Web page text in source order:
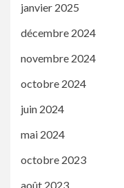
janvier 2025
décembre 2024
novembre 2024
octobre 2024
juin 2024
mai 2024
octobre 2023
août 2023